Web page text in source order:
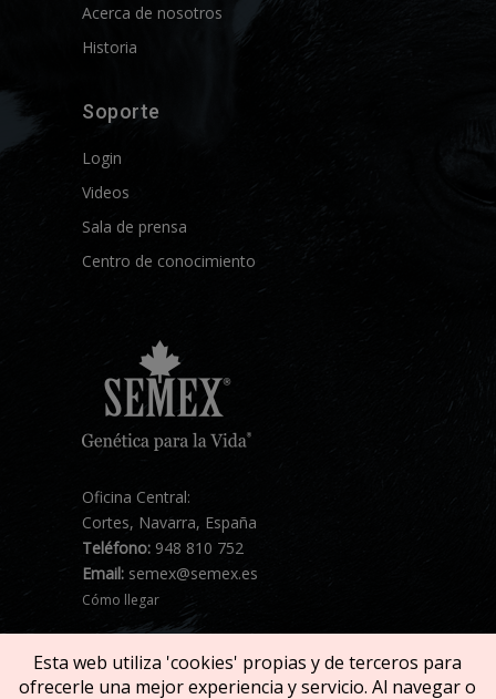
Acerca de nosotros
Historia
Soporte
Login
Videos
Sala de prensa
Centro de conocimiento
Oficina Central:
Cortes, Navarra, España
Teléfono: 948 810 752
Email: semex@semex.es
Cómo llegar
Esta web utiliza 'cookies' propias y de terceros para
ofrecerle una mejor experiencia y servicio. Al navegar o